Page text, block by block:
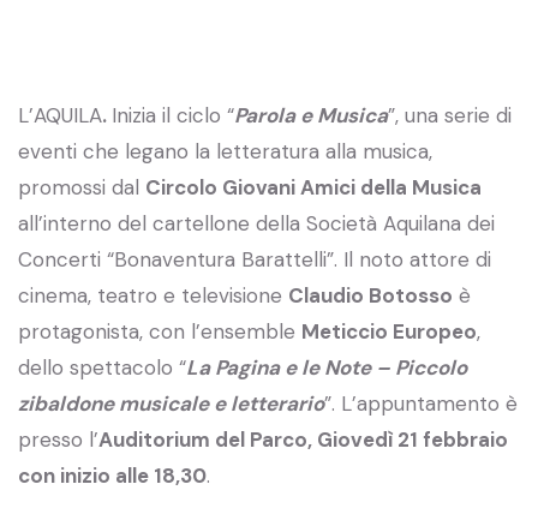
L’AQUILA. Inizia il ciclo “Parola e Musica”, una serie di
eventi che legano la letteratura alla musica,
promossi dal Circolo Giovani Amici della Musica
all’interno del cartellone della Società Aquilana dei
Concerti “Bonaventura Barattelli”. Il noto attore di
cinema, teatro e televisione Claudio Botosso è
protagonista, con l’ensemble Meticcio Europeo,
dello spettacolo “La Pagina e le Note – Piccolo
zibaldone musicale e letterario”. L’appuntamento è
presso l’Auditorium del Parco, Giovedì 21 febbraio
con inizio alle 18,30.